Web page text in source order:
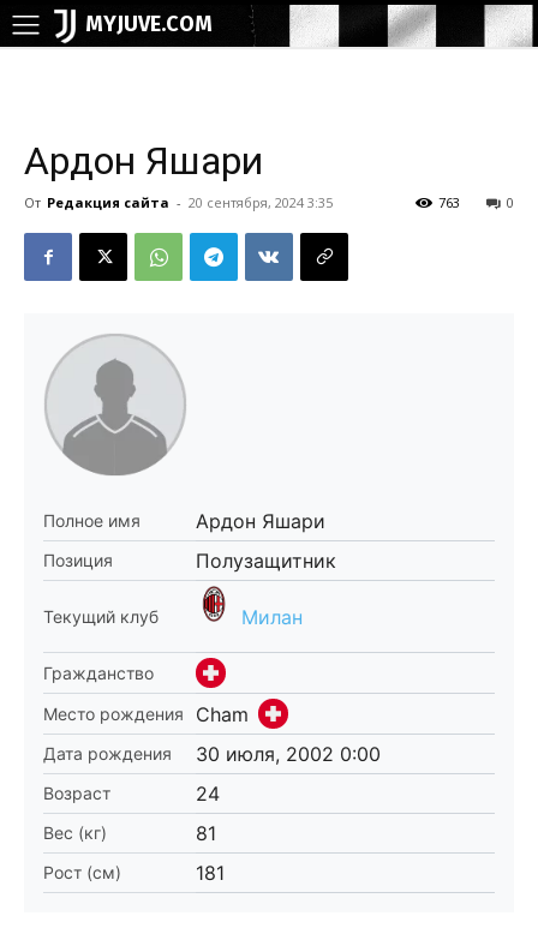
MYJUVE.COM
Ардон Яшари
От Редакция сайта - 20 сентября, 2024 3:35 0
763
Полное имя Ардон Яшари
Позиция Полузащитник
Текущий клуб Милан
Гражданство
Место рождения
Cham
Дата рождения 30 июля, 2002 0:00
Возраст 24
Вес (кг) 81
Рост (см) 181